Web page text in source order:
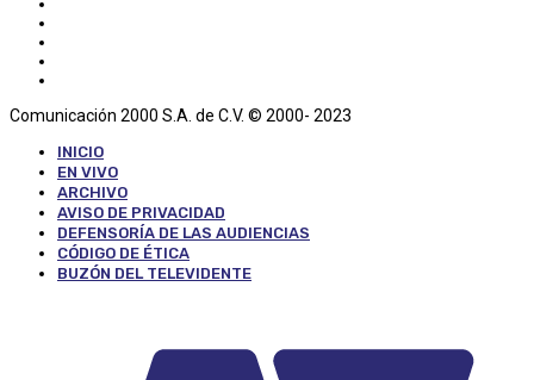
Comunicación 2000 S.A. de C.V. © 2000- 2023
INICIO
EN VIVO
ARCHIVO
AVISO DE PRIVACIDAD
DEFENSORÍA DE LAS AUDIENCIAS
CÓDIGO DE ÉTICA
BUZÓN DEL TELEVIDENTE